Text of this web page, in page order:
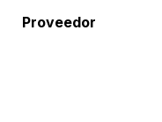
Proveedor